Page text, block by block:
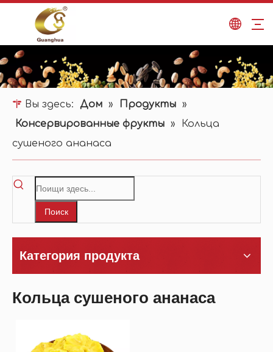
Вы здесь: Дом » Продукты »
Консервированные фрукты »
Кольца
сушеного ананаса
Поиск
Категория продукта
Кольца сушеного ананаса